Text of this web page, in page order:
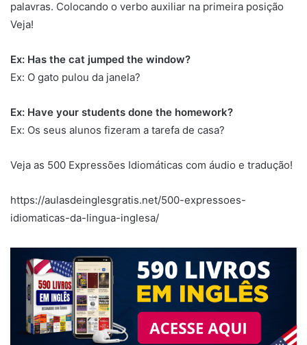
palavras. Colocando o verbo auxiliar na primeira posição
Veja!
Ex: Has the cat jumped the window?
Ex: O gato pulou da janela?
Ex: Have your students done the homework?
Ex: Os seus alunos fizeram a tarefa de casa?
Veja as 500 Expressões Idiomáticas com áudio e tradução!
https://aulasdeinglesgratis.net/500-expressoes-
idiomaticas-da-lingua-inglesa/